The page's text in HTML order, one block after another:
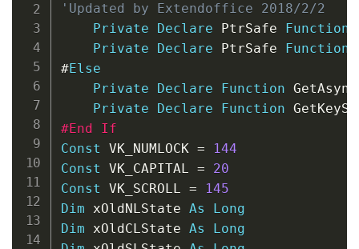
'Updated by Extendoffice 2018/2/2
Private
Declare PtrSafe Function
Private
Declare PtrSafe Function
#Else
Private
Declare Function
Private
Declare Function
#End If
Const VK_NUMLOCK =
144
Const VK_CAPITAL =
20
Const VK_SCROLL =
145
Dim xOldNLState As
Long
Dim xOldCLState As
Long